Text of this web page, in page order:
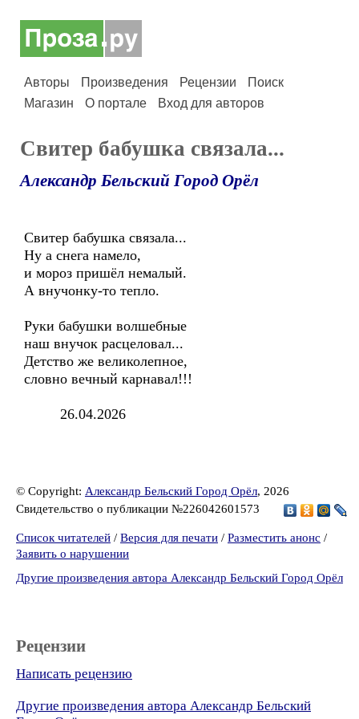
Авторы Произведения Рецензии
Поиск
Магазин
О портале Вход для авторов
Свитер бабушка связала...
Александр Бельский Город Орёл
Свитер бабушка связала...
Ну а снега намело,
и мороз пришёл немалый.
А внучонку-то тепло.
Руки бабушки волшебные
наш внучок расцеловал...
Детство же великолепное,
словно вечный карнавал!!!
26.04.2026
© Copyright: Александр Бельский Город Орёл, 2026
Свидетельство о публикации №226042601573
Список читателей / Версия для печати / Разместить анонс /
Заявить о нарушении
Другие произведения автора Александр Бельский Город Орёл
Рецензии
Написать рецензию
Другие произведения автора Александр Бельский